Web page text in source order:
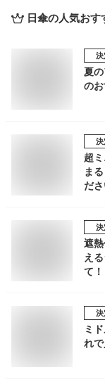
日傘の人気おす
決
夏
のお
決
超
ま
ださ
決
遮
え
て！
決
ミ
れ